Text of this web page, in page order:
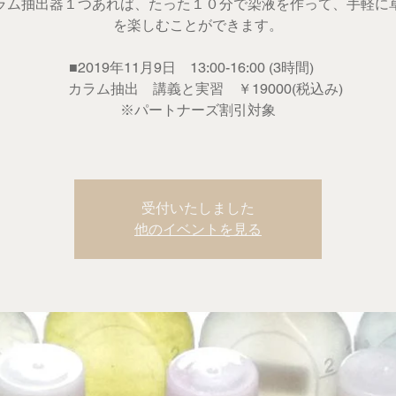
ム抽出器１つあれば、たった１０分で染液を作って、手軽に
を楽しむことができます。
■2019年11月9日 13:00-16:00 (3時間)
カラム抽出 講義と実習 ￥19000(税込み)
※パートナーズ割引対象
受付いたしました
他のイベントを見る